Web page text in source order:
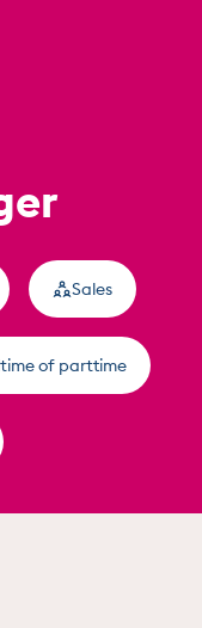
Sales
of parttime